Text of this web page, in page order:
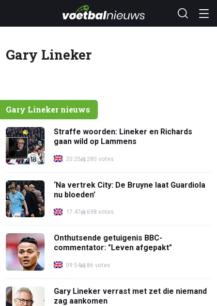
Gary Lineker
Gary Lineker nieuws
Straffe woorden: Lineker en Richards
gaan wild op Lammens
20:25 280 votes
‘Na vertrek City: De Bruyne laat Guardiola
nu bloeden’
17:47 698 votes
Onthutsende getuigenis BBC-
commentator: "Leven afgepakt"
09:54 86 votes
Gary Lineker verrast met zet die niemand
zag aankomen